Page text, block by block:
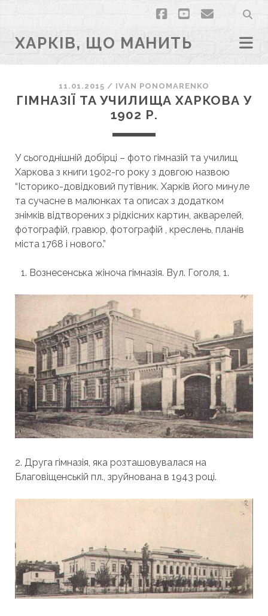
facebook
youtubeemail
ХАРКІВ, ЩО МАНИТЬ
11.01.2015 / ІVAN PONOMARENKO
ГІМНАЗІЇ ТА УЧИЛИЩА ХАРКОВА У
1902 Р.
У сьогоднішній добірці – фото гімназій та училищ
Харкова з книги 1902-го року з довгою назвою
“Історико-довідковий путівник. Харків його минуле
та сучасне в малюнках та описах з додатком
знімків відтворених з рідкісних картин, акварелей,
фотографій, гравюр, фотографій , креслень, планів
міста 1768 і нового.”
Вознесенська жіноча гімназія. Вул. Гоголя, 1.
2. Друга гімназія, яка розташовувалася на
Благовіщенській пл., зруйнована в 1943 році.